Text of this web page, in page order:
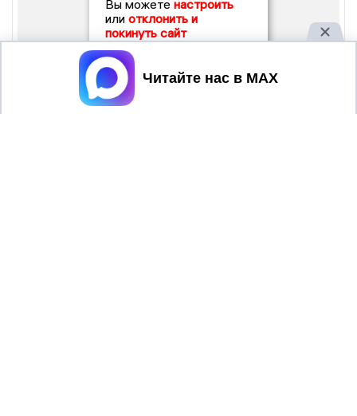
Вы можете настроить
или отклонить и
покинуть сайт
Принять